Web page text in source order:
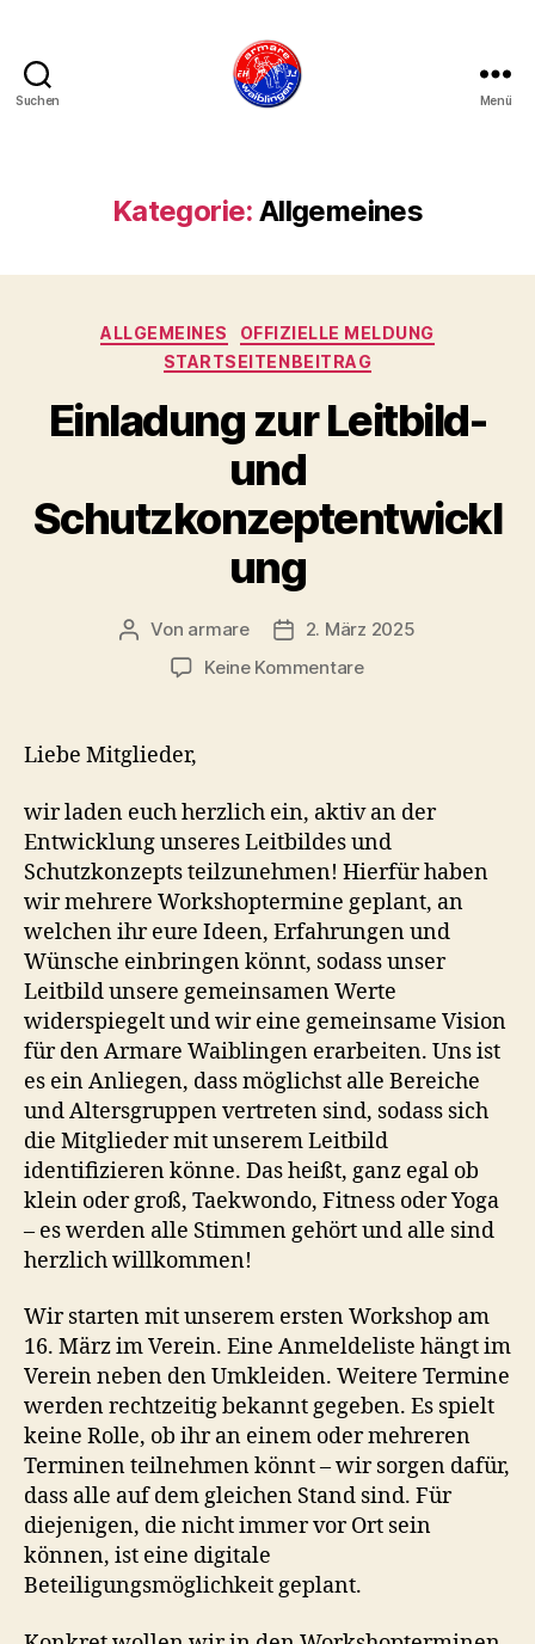
Suchen Menü
Kategorie: Allgemeines
Kategorien
ALLGEMEINES
OFFIZIELLE MELDUNG
STARTSEITENBEITRAG
Einladung zur Leitbild-
und
Schutzkonzeptentwickl
ung
Beitragsautor
Von armare Beitragsdatum
2. März 2025
Keine Kommentarezu
Liebe Mitglieder,
wir laden euch herzlich ein, aktiv an der
Entwicklung unseres Leitbildes und
Schutzkonzepts teilzunehmen! Hierfür haben
wir mehrere Workshoptermine geplant, an
welchen ihr eure Ideen, Erfahrungen und
Wünsche einbringen könnt, sodass unser
Leitbild unsere gemeinsamen Werte
widerspiegelt und wir eine gemeinsame Vision
für den Armare Waiblingen erarbeiten. Uns ist
es ein Anliegen, dass möglichst alle Bereiche
und Altersgruppen vertreten sind, sodass sich
die Mitglieder mit unserem Leitbild
identifizieren könne. Das heißt, ganz egal ob
klein oder groß, Taekwondo, Fitness oder Yoga
– es werden alle Stimmen gehört und alle sind
herzlich willkommen!
Wir starten mit unserem ersten Workshop am
16. März im Verein. Eine Anmeldeliste hängt im
Verein neben den Umkleiden. Weitere Termine
werden rechtzeitig bekannt gegeben. Es spielt
keine Rolle, ob ihr an einem oder mehreren
Terminen teilnehmen könnt – wir sorgen dafür,
dass alle auf dem gleichen Stand sind. Für
diejenigen, die nicht immer vor Ort sein
können, ist eine digitale
Beteiligungsmöglichkeit geplant.